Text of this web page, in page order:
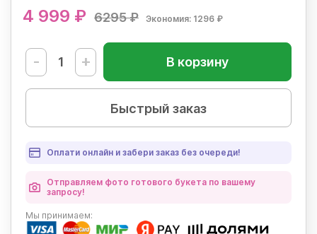
4 999 ₽ 6295 ₽ Экономия: 1296 ₽
- + В корзину
Быстрый заказ
Оплати онлайн и забери заказ без очереди!
Отправляем фото готового букета по вашему
запросу!
Мы принимаем: